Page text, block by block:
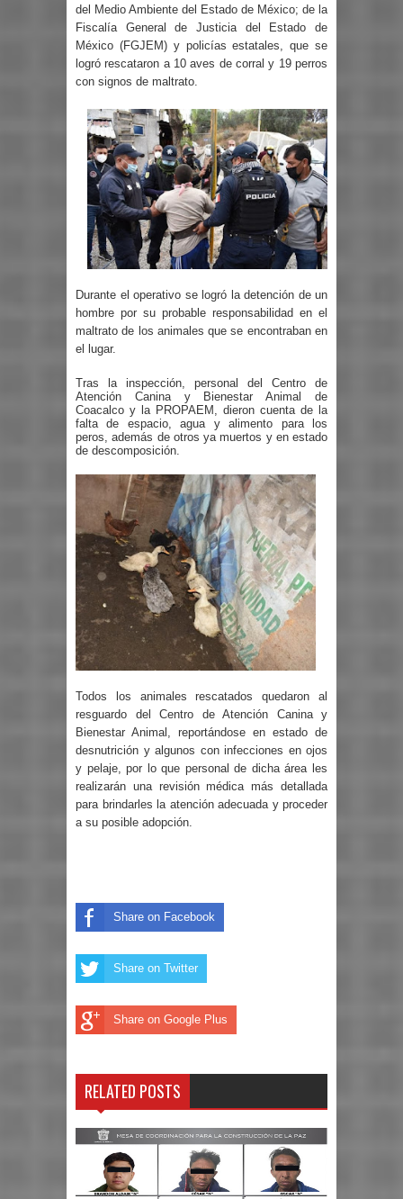
del Medio Ambiente del Estado de México; de la
Fiscalía General de Justicia del Estado de
México (FGJEM) y policías estatales, que se
logró rescataron a 10 aves de corral y 19 perros
con signos de maltrato.
Durante el operativo se logró la detención de un
hombre por su probable responsabilidad en el
maltrato de los animales que se encontraban en
el lugar.
Tras la inspección, personal del Centro de
Atención Canina y Bienestar Animal de
Coacalco y la PROPAEM, dieron cuenta de la
falta de espacio, agua y alimento para los
peros, además de otros ya muertos y en estado
de descomposición.
Todos los animales rescatados quedaron al
resguardo del Centro de Atención Canina y
Bienestar Animal, reportándose en estado de
desnutrición y algunos con infecciones en ojos
y pelaje, por lo que personal de dicha área les
realizarán una revisión médica más detallada
para brindarles la atención adecuada y proceder
a su posible adopción.
Share on Facebook
Share on Twitter
Share on Google Plus
RELATED POSTS